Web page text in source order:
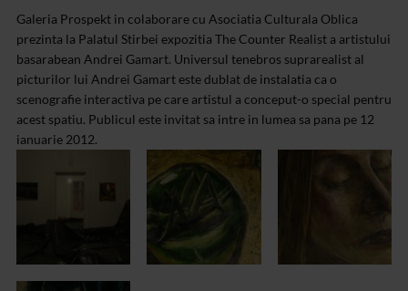
Galeria Prospekt in colaborare cu Asociatia Culturala Oblica
prezinta la Palatul Stirbei expozitia The Counter Realist a artistului
basarabean Andrei Gamart. Universul tenebros suprarealist al
picturilor lui Andrei Gamart este dublat de instalatia ca o
scenografie interactiva pe care artistul a conceput-o special pentru
acest spatiu. Publicul este invitat sa intre in lumea sa pana pe 12
ianuarie 2012.